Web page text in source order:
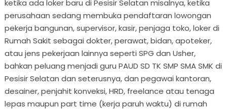
ketika ada loker baru di Pesisir Selatan misalnya, ketika
perusahaan sedang membuka pendaftaran lowongan
pekerja bangunan, supervisor, kasir, penjaga toko, loker di
Rumah Sakit sebagai dokter, perawat, bidan, apoteker,
atau jens pekerjaan lainnya seperti SPG dan Usher,
bahkan peluang menjadi guru PAUD SD TK SMP SMA SMK di
Pesisir Selatan dan seterusnya, dan pegawai kantoran,
desainer, penjahit konveksi, HRD, freelance atau tenaga
lepas maupun part time (kerja paruh waktu) di rumah